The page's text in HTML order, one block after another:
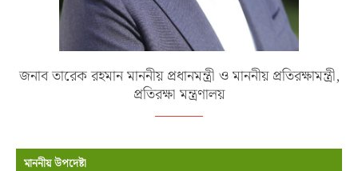
জনাব তারেক রহমান মাননীয় প্রধানমন্ত্রী ও মাননীয় প্রতিরক্ষামন্ত্রী,
প্রতিরক্ষা মন্ত্রণালয়
মাননীয় উপদেষ্টা